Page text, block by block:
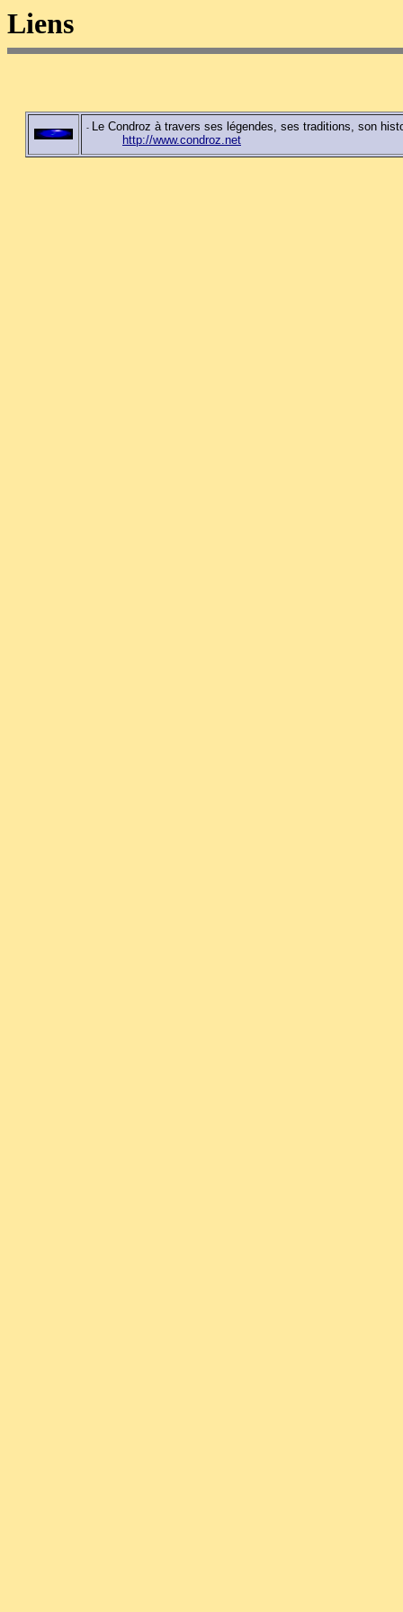
Liens
- Le Condroz à travers ses légendes, ses traditions, son
http://www.condroz.net